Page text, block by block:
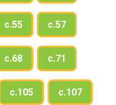
с.55 с.57
с.68 с.71
с.105 с.107